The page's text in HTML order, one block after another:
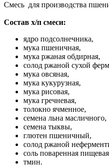
Смесь для производства
Состав х/п смеси:
ядро подсолнечника,
мука пшеничная,
мука ржаная обдирная,
солод ржаной сухой
мука овсяная,
мука кукурузная,
мука рисовая,
мука гречневая,
толокно ячменное,
семена льна масличного,
семена тыквы,
глютен пшеничный,
солод ржаной
соль поваренная
тмин.